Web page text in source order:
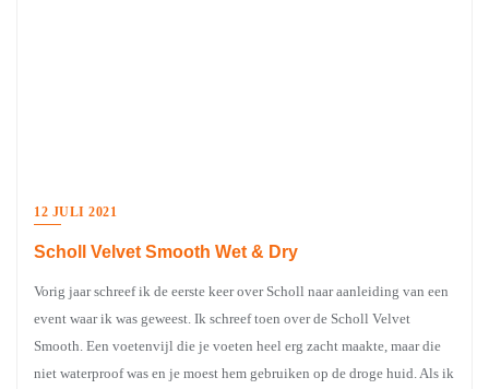
12 JULI 2021
Scholl Velvet Smooth Wet & Dry
Vorig jaar schreef ik de eerste keer over Scholl naar aanleiding van een
event waar ik was geweest. Ik schreef toen over de Scholl Velvet
Smooth. Een voetenvijl die je voeten heel erg zacht maakte, maar die
niet waterproof was en je moest hem gebruiken op de droge huid. Als ik